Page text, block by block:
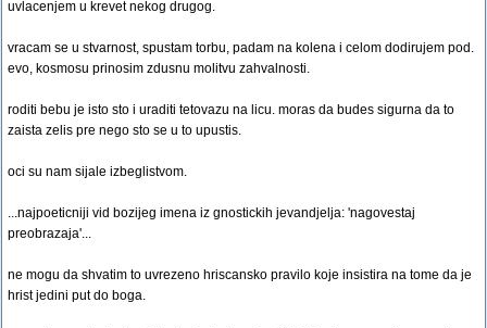
uvlacenjem u krevet nekog drugog.
vracam se u stvarnost, spustam torbu, padam na kolena i celom dodirujem pod.
evo, kosmosu prinosim zdusnu molitvu zahvalnosti.
roditi bebu je isto sto i uraditi tetovazu na licu. moras da budes sigurna da to
zaista zelis pre nego sto se u to upustis.
oci su nam sijale izbeglistvom.
...najpoeticniji vid bozijeg imena iz gnostickih jevandjelja: 'nagovestaj
preobrazaja'...
ne mogu da shvatim to uvrezeno hriscansko pravilo koje insistira na tome da je
hrist jedini put do boga.